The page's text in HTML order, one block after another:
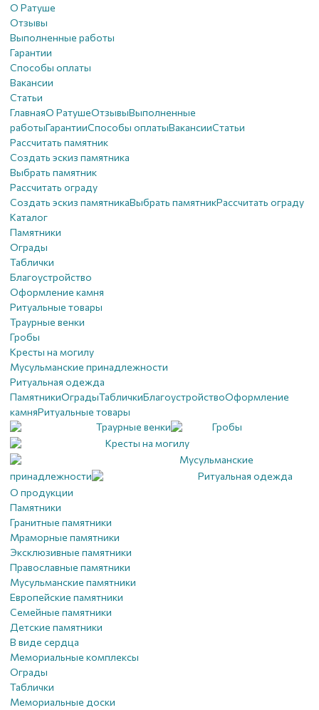
О Ратуше
Отзывы
Выполненные работы
Гарантии
Способы оплаты
Вакансии
Статьи
ГлавнаяО РатушеОтзывыВыполненные
работыГарантииСпособы оплатыВакансииСтатьи
Рассчитать памятник
Создать эскиз памятника
Выбрать памятник
Рассчитать ограду
Создать эскиз памятникаВыбрать памятникРассчитать ограду
Каталог
Памятники
Ограды
Таблички
Благоустройствo
Оформление камня
Ритуальные товары
Траурные венки
Гробы
Кресты на могилу
Мусульманские принадлежности
Ритуальная одежда
ПамятникиОградыТабличкиБлагоустройствoОформление
камняРитуальные товары
Траурные венки
Гробы
Кресты на могилу
Мусульманские
принадлежности
Ритуальная одежда
О продукции
Памятники
Гранитные памятники
Мраморные памятники
Эксклюзивные памятники
Православные памятники
Мусульманские памятники
Европейские памятники
Семейные памятники
Детские памятники
В виде сердца
Мемориальные комплексы
Ограды
Таблички
Мемориальные доски